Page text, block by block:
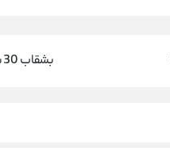
بشقاب 30 سانتی متر ملامین 2010